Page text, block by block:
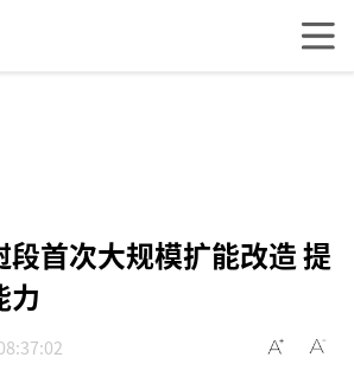
段首次大规模扩能改造 提
力